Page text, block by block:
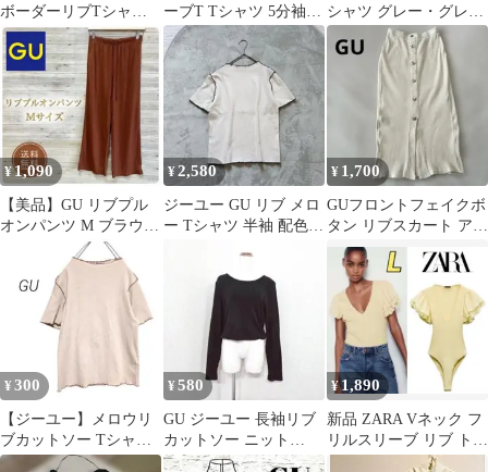
ボーダーリブTシャツ
半袖 白 黒 コットン リ
ブニット
ーブT Tシャツ 5分袖
LL XL くすみピンク
シャツ グレー・グレー
Tシャツ(2点セット)
¥1,090
【美品】GU リブプル
オンパンツ M ブラウン
ジーユー 茶 ボトムス
¥2,580
ジーユー GU リブ メロ
ー Tシャツ 半袖 配色
¥ 1,700
GUフロントフェイクボ
タン リブスカート アイ
ボリー綺麗め前スリッ
トMサイズ
¥ 300
【ジーユー】メロウリ
ブカットソー Tシャツ
タイトフィット ベージ
¥580
GU ジーユー 長袖リブ
カットソー ニット
（XL）ブラック ノー
¥1,890
新品 ZARA Vネック フ
リルスリーブ リブ トッ
プス L ラスト1点♪